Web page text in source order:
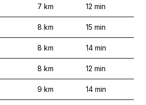
7 km 12 min
8 km 15 min
8 km 14 min
8 km 12 min
9 km 14 min